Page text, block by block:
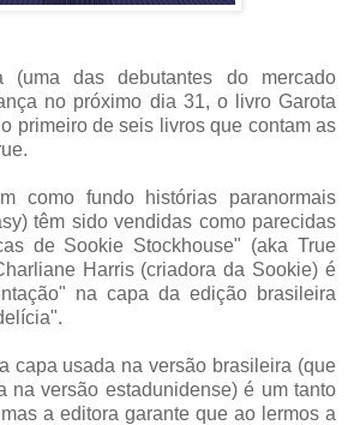
(uma das debutantes do mercado
no próximo dia 31, o livro Garota
primeiro de seis livros que contam as
como fundo histórias paranormais
têm sido vendidas como parecidas
de Sookie Stockhouse" (aka True
Harris (criadora da Sookie) é
na capa da edição brasileira
capa usada na versão brasileira (que
na versão estadunidense) é um tanto
a editora garante que ao lermos a